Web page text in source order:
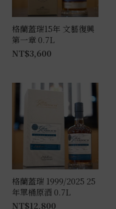
格蘭蓋瑞15年 文藝復興
第一章 0.7L
NT$3,600
格蘭蓋瑞 1999/2025 25
年單桶原酒 0.7L
NT$12,800